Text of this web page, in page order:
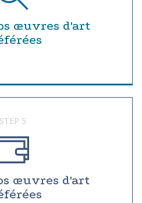
œuvres d'art
STEP 5
œuvres d'art